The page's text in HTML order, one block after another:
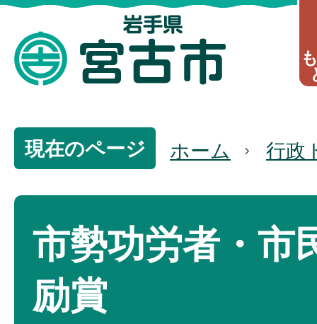
現在のページ ホーム 行政
市勢功労者・市
励賞